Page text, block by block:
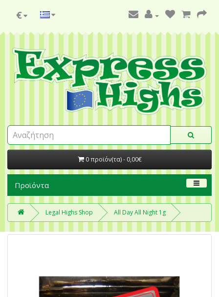
€
0 προϊόν(τα) - 0,00€
Προϊόντα
Legal Highs Shop All Day All Night 1g